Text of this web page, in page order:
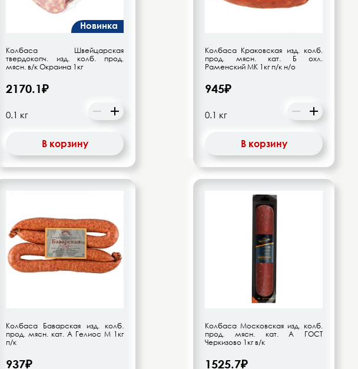
Новинка
Колбаса Швейцарская
твердокопч. изд. колб. прод.
мясн. в/к Окраина 1кг
2170.1₽
В корзину
Колбаса Краковская изд. колб.
прод. мясн. кат. Б охл.
Раменский МК 1кг п/к н/о
945₽
В корзину
Колбаса Баварская изд. колб.
прод. мясн. кат. А Гелиос М 1кг
п/к
937₽
Колбаса Московская изд. колб.
прод. мясн. кат. А ГОСТ
Черкизово 1кг в/к
1525.7₽